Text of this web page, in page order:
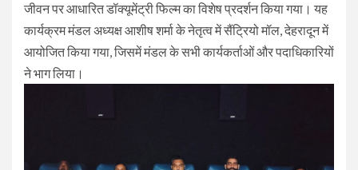
जीवन पर आधारित डॉक्यूमेंट्री फिल्म का विशेष प्रदर्शन किया गया। यह
कार्यक्रम मंडल अध्यक्ष आशीष शर्मा के नेतृत्व में सैंट्रियो मॉल, देहरादून में
आयोजित किया गया, जिसमें मंडल के सभी कार्यकर्ताओं और पदाधिकारियों
ने भाग लिया।